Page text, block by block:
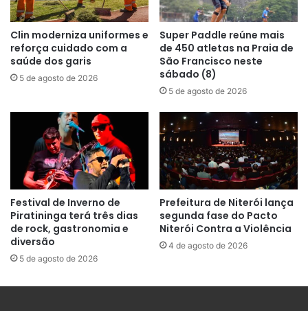
Clin moderniza uniformes e
reforça cuidado com a
saúde dos garis
5 de agosto de 2026
Super Paddle reúne mais
de 450 atletas na Praia de
São Francisco neste
sábado (8)
5 de agosto de 2026
Festival de Inverno de
Piratininga terá três dias
de rock, gastronomia e
diversão
5 de agosto de 2026
Prefeitura de Niterói lança
segunda fase do Pacto
Niterói Contra a Violência
4 de agosto de 2026